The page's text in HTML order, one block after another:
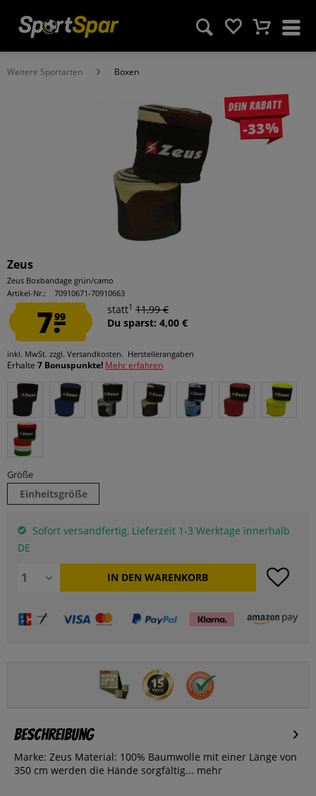
Weitere Sportarten Boxen
Dein Rabatt
-33%
Zeus
Zeus Boxbandage grün/camo
Artikel-Nr.:
70910671-70910663
7.99
statt1 11,99 €
Du sparst: 4,00 €
inkl. MwSt. zzgl. Versandkosten. Herstellerangaben
Erhalte 7 Bonuspunkte! Mehr erfahren
Größe
Einheitsgröße
Sofort versandfertig, Lieferzeit 1-3 Werktage innerhalb
DE
IN DEN WARENKORB
Beschreibung
Marke: Zeus Material: 100% Baumwolle mit einer Länge von
350 cm werden die Hände sorgfältig... mehr